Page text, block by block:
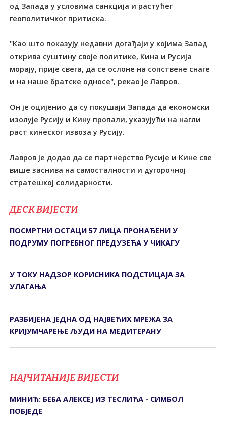
од Запада у условима санкција и растућег
геополитичког притиска.
"Као што показују недавни догађаји у којима Запад
открива суштину своје политике, Кина и Русија
морају, прије свега, да се ослоне на сопствене снаге
и на наше братске односе", рекао је Лавров.
Он је оцијенио да су покушаји Запада да економски
изолује Русију и Кину пропали, указујући на нагли
раст кинеског извоза у Русију.
Лавров је додао да се партнерство Русије и Кине све
више заснива на самосталности и дугорочној
стратешкој солидарности.
ДЕСК ВИЈЕСТИ
ПОСМРТНИ ОСТАЦИ 57 ЛИЦА ПРОНАЂЕНИ У
ПОДРУМУ ПОГРЕБНОГ ПРЕДУЗЕЋА У ЧИКАГУ
У ТОКУ НАДЗОР КОРИСНИКА ПОДСТИЦАЈА ЗА
УЛАГАЊА
РАЗБИЈЕНА ЈЕДНА ОД НАЈВЕЋИХ МРЕЖА ЗА
КРИЈУМЧАРЕЊЕ ЉУДИ НА МЕДИТЕРАНУ
НАЈЧИТАНИЈЕ ВИЈЕСТИ
МИНИЋ: БЕБА АЛЕКСЕЈ ИЗ ТЕСЛИЋА - СИМБОЛ
ПОБЈЕДЕ